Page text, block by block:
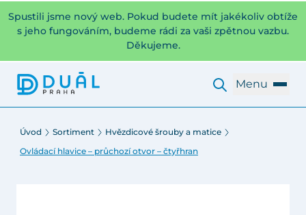
Spustili jsme nový web. Pokud budete mít jakékoliv obtíže
s jeho fungováním, budeme rádi za vaši zpětnou vazbu.
Děkujeme.
Menu
Úvod Sortiment
Hvězdicové šrouby a matice
Ovládací hlavice – průchozí otvor – čtyřhran